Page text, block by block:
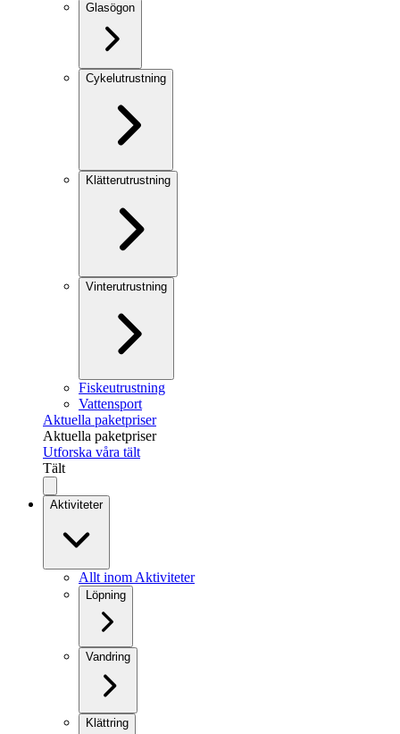
Glasögon
Cykelutrustning
Klätterutrustning
Vinterutrustning
Fiskeutrustning
Vattensport
Aktuella paketpriser
Aktuella paketpriser
Utforska våra tält
Tält
Aktiviteter
Allt inom Aktiviteter
Löpning
Vandring
Klättring